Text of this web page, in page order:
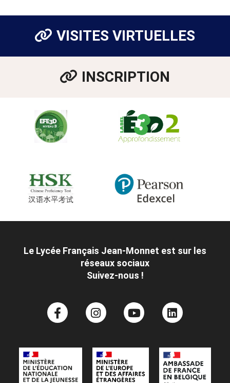
VISITES VIRTUELLES
INSCRIPTION
Le Lycée Français Jean-Monnet est sur les
réseaux sociaux
Suivez-nous !